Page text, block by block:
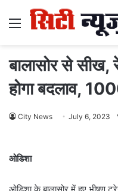
Menu
बालासोर से सीख,
होगा बदलाव,
City News July 6, 2023
ओडिशा